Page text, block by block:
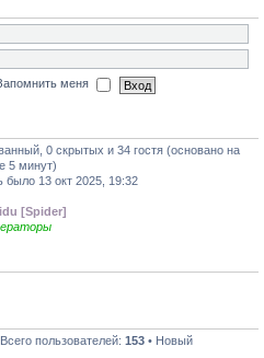
меня
0 скрытых и 34 гостя (основано на
5 минут)
было 13 окт 2025, 19:32
[Spider]
пользователей: 153 • Новый